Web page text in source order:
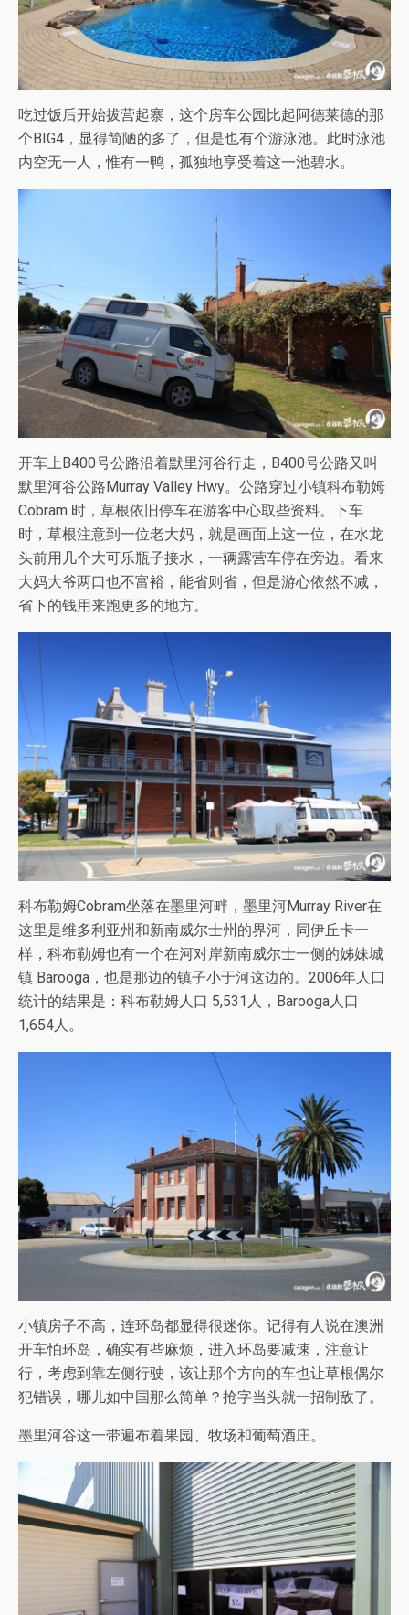
吃过饭后开始拔营起寨，这个房车公园比起阿德莱德的那
个BIG4，显得简陋的多了，但是也有个游泳池。此时泳池
内空无一人，惟有一鸭，孤独地享受着这一池碧水。
开车上B400号公路沿着默里河谷行走，B400号公路又叫
默里河谷公路Murray Valley Hwy。公路穿过小镇科布勒姆
Cobram 时，草根依旧停车在游客中心取些资料。下车
时，草根注意到一位老大妈，就是画面上这一位，在水龙
头前用几个大可乐瓶子接水，一辆露营车停在旁边。看来
大妈大爷两口也不富裕，能省则省，但是游心依然不减，
省下的钱用来跑更多的地方。
科布勒姆Cobram坐落在墨里河畔，墨里河Murray River在
这里是维多利亚州和新南威尔士州的界河，同伊丘卡一
样，科布勒姆也有一个在河对岸新南威尔士一侧的姊妹城
镇 Barooga，也是那边的镇子小于河这边的。2006年人口
统计的结果是：科布勒姆人口 5,531人，Barooga人口
1,654人。
小镇房子不高，连环岛都显得很迷你。记得有人说在澳洲
开车怕环岛，确实有些麻烦，进入环岛要减速，注意让
行，考虑到靠左侧行驶，该让那个方向的车也让草根偶尔
犯错误，哪儿如中国那么简单？抢字当头就一招制敌了。
墨里河谷这一带遍布着果园、牧场和葡萄酒庄。